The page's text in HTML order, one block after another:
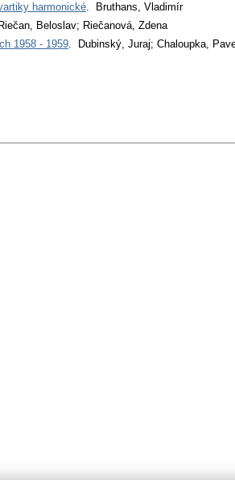
harmonické. Bruthans, Vladimír
Beloslav; Riečanová, Zdena
1958 - 1959. Dubinský, Juraj; Chaloupka,